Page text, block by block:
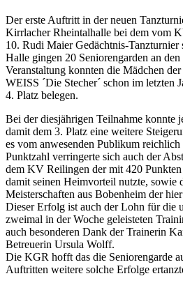
Der erste Auftritt in der neuen
Kirrlacher Rheintalhalle bei dem vom
10. Rudi Maier Gedächtnis-Tanzturnier
Halle gingen 20 Seniorengarden an
Veranstaltung konnten die Mädchen
WEISS ´Die Stecher´ schon im letzten
4. Platz belegen.
Bei der diesjährigen Teilnahme konnte
damit dem 3. Platz eine weitere
es vom anwesenden Publikum
Punktzahl verringerte sich auch der
dem KV Reilingen der mit 420
damit seinen Heimvorteil nutzte, sowie
Meisterschaften aus Bobenheim der
Dieser Erfolg ist auch der Lohn für die
zweimal in der Woche geleisteten
auch besonderen Dank der Trainerin
Betreuerin Ursula Wolff.
Die KGR hofft das die Seniorengarde
Auftritten weitere solche Erfolge